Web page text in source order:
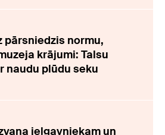
pārsniedzis normu,
krājumi: Talsu
naudu plūdu seku
jelgavniekam un